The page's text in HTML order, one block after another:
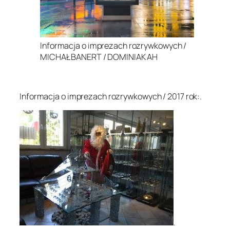
Informacja o imprezach rozrywkowych /
MICHAŁ BANERT / DOMINIAK AH
Informacja o imprezach rozrywkowych / 2017 rok:.
.